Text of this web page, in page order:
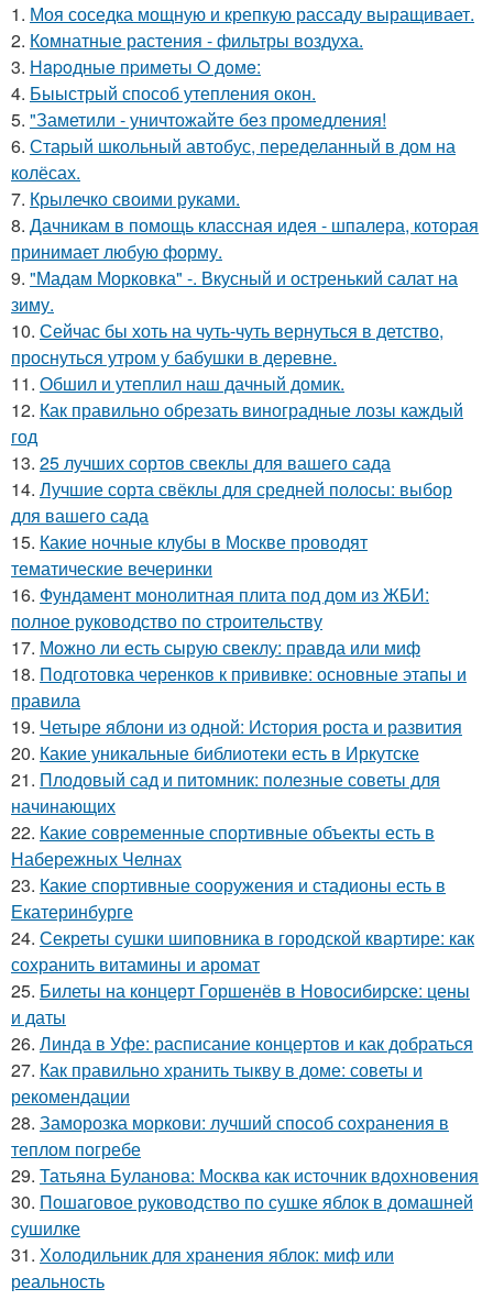
1. Моя соседка мощную и крепкую рассаду выращивает.
2. Комнатные растения - фильтры воздуха.
3. Нapoдныe пpимeты O дoмe:
4. Быыстрый способ утепления окон.
5. "Заметили - уничтожайте без промедления!
6. Старый школьный автобус, переделанный в дом на
колёсах.
7. Крылечко своими руками.
8. Дачникам в помощь классная идея - шпалера, которая
принимает любую форму.
9. "Мадам Морковка" -. Вкусный и остренький салат на
зиму.
10. Сейчас бы хоть на чуть-чуть вернуться в детство,
проснуться утром у бабушки в деревне.
11. Обшил и утеплил наш дачный домик.
12. Как правильно обрезать виноградные лозы каждый
год
13. 25 лучших сортов свеклы для вашего сада
14. Лучшие сорта свёклы для средней полосы: выбор
для вашего сада
15. Какие ночные клубы в Москве проводят
тематические вечеринки
16. Фундамент монолитная плита под дом из ЖБИ:
полное руководство по строительству
17. Можно ли есть сырую свеклу: правда или миф
18. Подготовка черенков к прививке: основные этапы и
правила
19. Четыре яблони из одной: История роста и развития
20. Какие уникальные библиотеки есть в Иркутске
21. Плодовый сад и питомник: полезные советы для
начинающих
22. Какие современные спортивные объекты есть в
Набережных Челнах
23. Какие спортивные сооружения и стадионы есть в
Екатеринбурге
24. Секреты сушки шиповника в городской квартире: как
сохранить витамины и аромат
25. Билеты на концерт Горшенёв в Новосибирске: цены
и даты
26. Линда в Уфе: расписание концертов и как добраться
27. Как правильно хранить тыкву в доме: советы и
рекомендации
28. Заморозка моркови: лучший способ сохранения в
теплом погребе
29. Татьяна Буланова: Москва как источник вдохновения
30. Пошаговое руководство по сушке яблок в домашней
сушилке
31. Холодильник для хранения яблок: миф или
реальность